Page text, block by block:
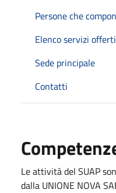
Persone che
Elenco servizi offerti
Sede principale
Contatti
Le attività del SUAP
dalla UNIONE NOVA